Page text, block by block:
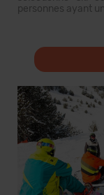
personnes ayant